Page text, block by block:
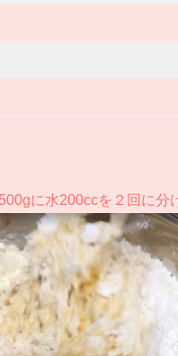
に水200ccを２回に分